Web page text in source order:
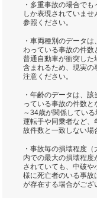
・多重事故の場合で
しか表現されていま
参照ください。
・車両種別のデータ
わっている事故の件
普通自動車が衝突した
含まれるため、現実の
注意ください。
・年齢のデータは、
っている事故の件数
～34歳が関係してい
運転手や同乗者など、
故件数と一致しない場
・事故毎の損壊程度
内での最大の損壊程
されていても、中破や
様に死亡者のいる事故
が存在する場合がござ